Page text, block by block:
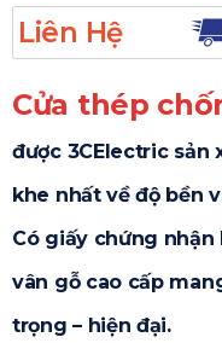
Liên Hệ
Cửa thép
được 3CElectric sản
khe nhất về độ bền
Có giấy chứng nhận
vân gỗ cao cấp
trọng – hiện đại.